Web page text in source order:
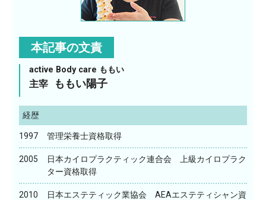
本記事の文責
active Body care ももい
主宰 ももい陽子
経歴
1997 管理栄養士資格取得
2005
日本カイロプラクティック連合会 上級カイロプラク
ター資格取得
2010
日本エステティック業協会 AEAエステティシャン資